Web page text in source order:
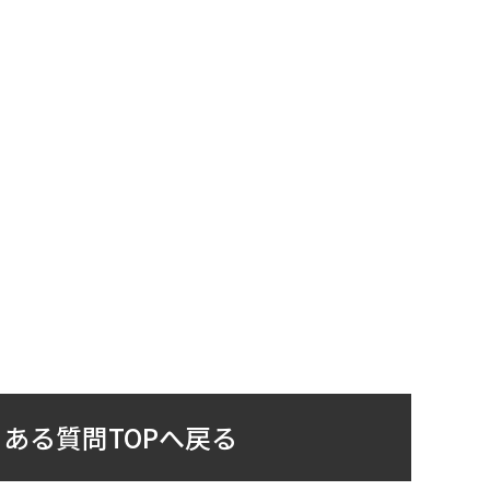
る質問TOPへ戻る